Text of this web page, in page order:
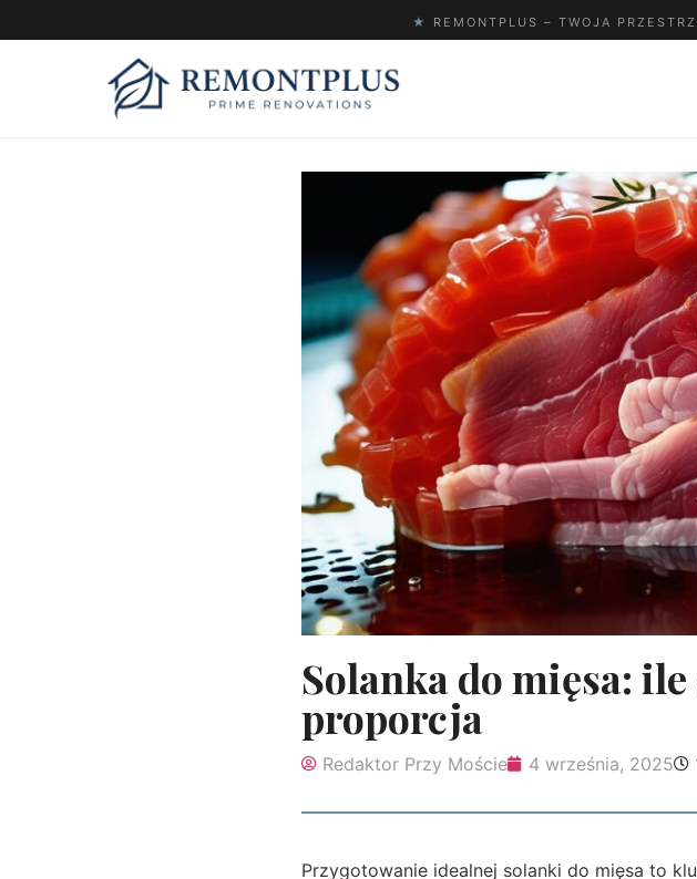
★ REMONTPLUS – TWOJA
Solanka do mięsa:
proporcja
Redaktor Przy Moście 4 września, 2025
Przygotowanie idealnej solanki do mięsa to